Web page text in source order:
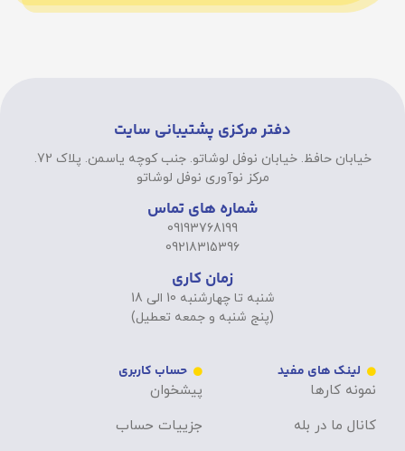
دفتر مرکزی پشتیبانی سایت
خیابان حافظ. خیابان نوفل لوشاتو. جنب کوچه یاسمن. پلاک 72.
مرکز نوآوری نوفل لوشاتو
شماره های تماس
09193768199
09218315396
زمان کاری
شنبه تا چهارشنبه 10 الی 18
(پنج شنبه و جمعه تعطیل)
لینک های مفید
نمونه کارها
کانال ما در بله
حساب کاربری
پیشخوان
جزییات حساب